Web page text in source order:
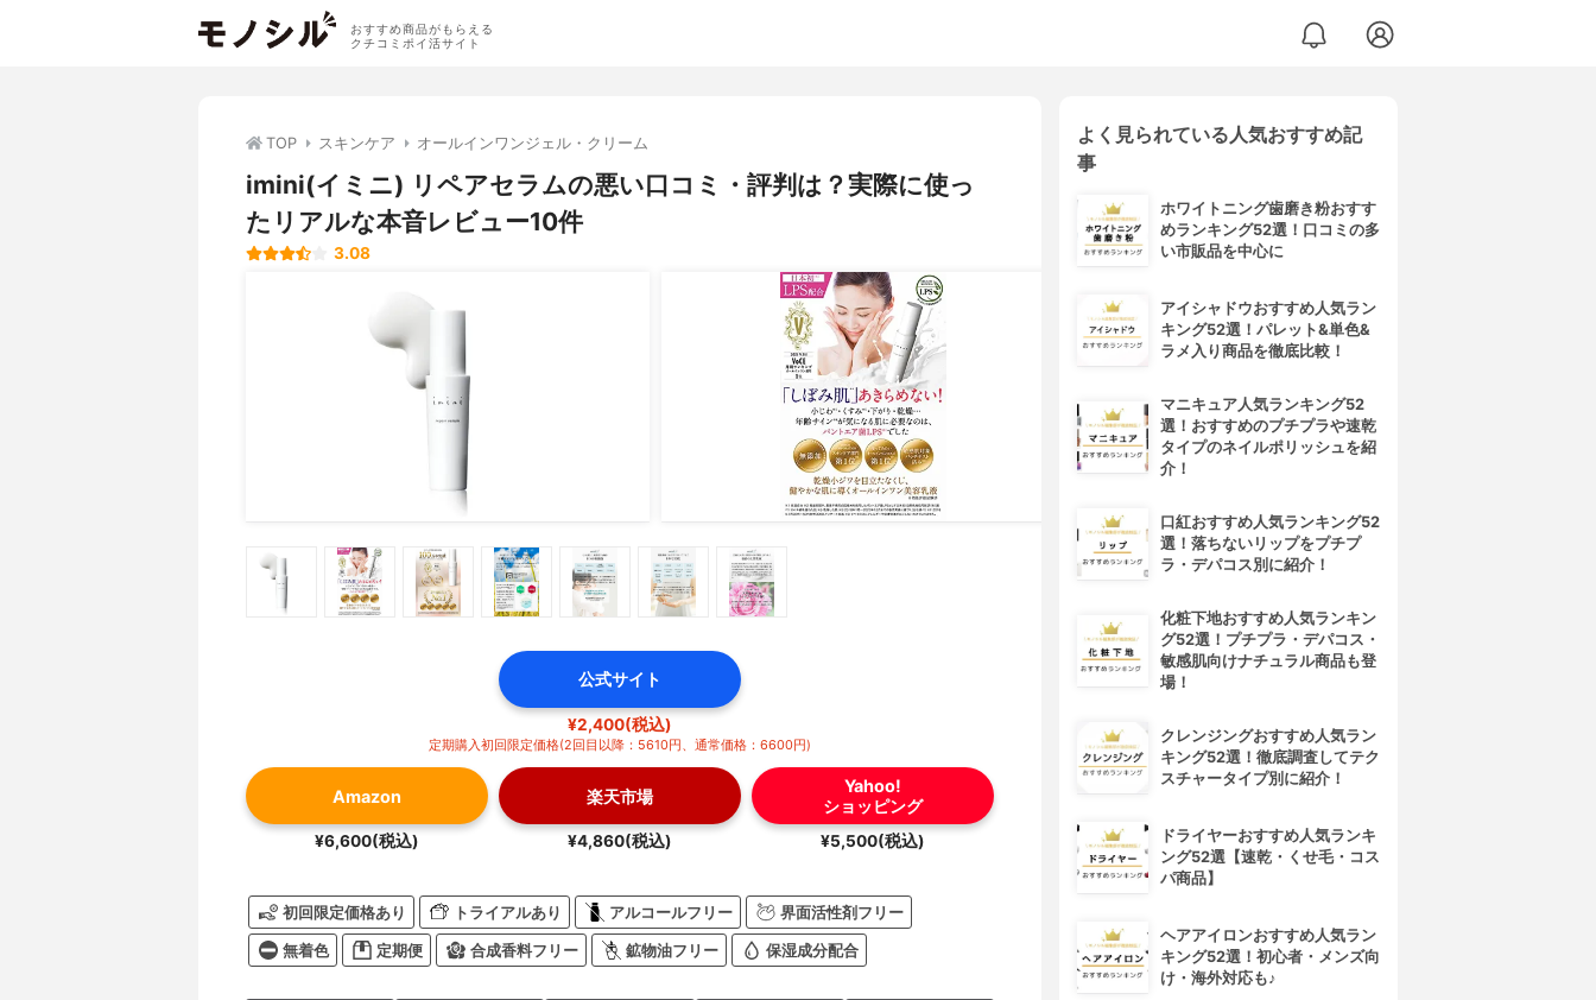
おすすめ商品がもらえる
クチコミポイ活サイト
TOP スキンケア オールインワンジェル・クリーム
imini(イミニ) リペアセラムの悪い口コミ・評判は？実際に使っ
たリアルな本音レビュー10件
3.08
公式サイト
¥2,400(税込)
定期購入初回限定価格(2回目以降：5610円、通常価格：6600円)
Amazon
¥6,600(税込)
楽天市場
¥4,860(税込)
Yahoo!
ショッピング
¥5,500(税込)
初回限定価格あり トライアルあり アルコールフリー 界面活性剤フリー
無着色 定期便 合成香料フリー 鉱物油フリー 保湿成分配合
よく見られている人気おすすめ記
事
ホワイトニング歯磨き粉おすす
めランキング52選！口コミの多
い市販品を中心に
アイシャドウおすすめ人気ラン
キング52選！パレット&単色&
ラメ入り商品を徹底比較！
マニキュア人気ランキング52
選！おすすめのプチプラや速乾
タイプのネイルポリッシュを紹
介！
口紅おすすめ人気ランキング52
選！落ちないリップをプチプ
ラ・デパコス別に紹介！
化粧下地おすすめ人気ランキン
グ52選！プチプラ・デパコス・
敏感肌向けナチュラル商品も登
場！
クレンジングおすすめ人気ラン
キング52選！徹底調査してテク
スチャータイプ別に紹介！
ドライヤーおすすめ人気ランキ
ング52選【速乾・くせ毛・コス
パ商品】
ヘアアイロンおすすめ人気ラン
キング52選！初心者・メンズ向
け・海外対応も♪